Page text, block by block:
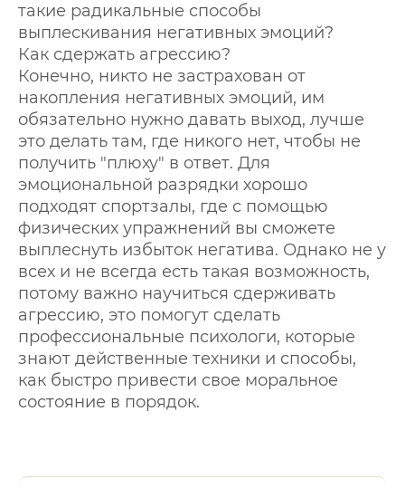
такие радикальные способы
выплескивания негативных эмоций?
Как сдержать агрессию?
Конечно, никто не застрахован от
накопления негативных эмоций, им
обязательно нужно давать выход, лучше
это делать там, где никого нет, чтобы не
получить "плюху" в ответ. Для
эмоциональной разрядки хорошо
подходят спортзалы, где с помощью
физических упражнений вы сможете
выплеснуть избыток негатива. Однако не у
всех и не всегда есть такая возможность,
потому важно научиться сдерживать
агрессию, это помогут сделать
профессиональные психологи, которые
знают действенные техники и способы,
как быстро привести свое моральное
состояние в порядок.